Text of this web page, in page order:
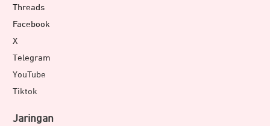
Threads
Facebook
X
Telegram
YouTube
Tiktok
Jaringan